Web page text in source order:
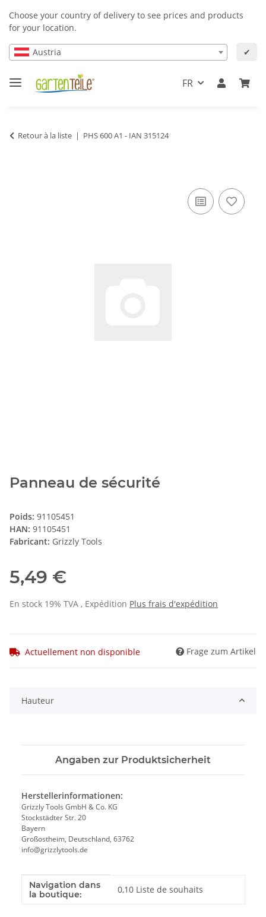
Choose your country of delivery to see prices and products
for your location.
Austria ✔
FR
Retour à la liste PHS 600 A1 - IAN 315124
Panneau de sécurité
Poids: 91105451
HAN: 91105451
Fabricant: Grizzly Tools
5,49 €
En stock 19% TVA , Expédition Plus frais d'expédition
Actuellement non disponible Frage zum Artikel
Hauteur
Angaben zur Produktsicherheit
Herstellerinformationen:
Grizzly Tools GmbH & Co. KG
Stockstädter Str. 20
Bayern
Großostheim, Deutschland, 63762
info@grizzlytools.de
Valeur
Fabricant
Navigation dans
la boutique:
0,10 Liste de souhaits